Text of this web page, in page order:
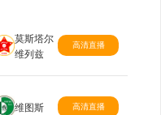
莫斯塔尔
维列兹
高清直播
维图斯 高清直播